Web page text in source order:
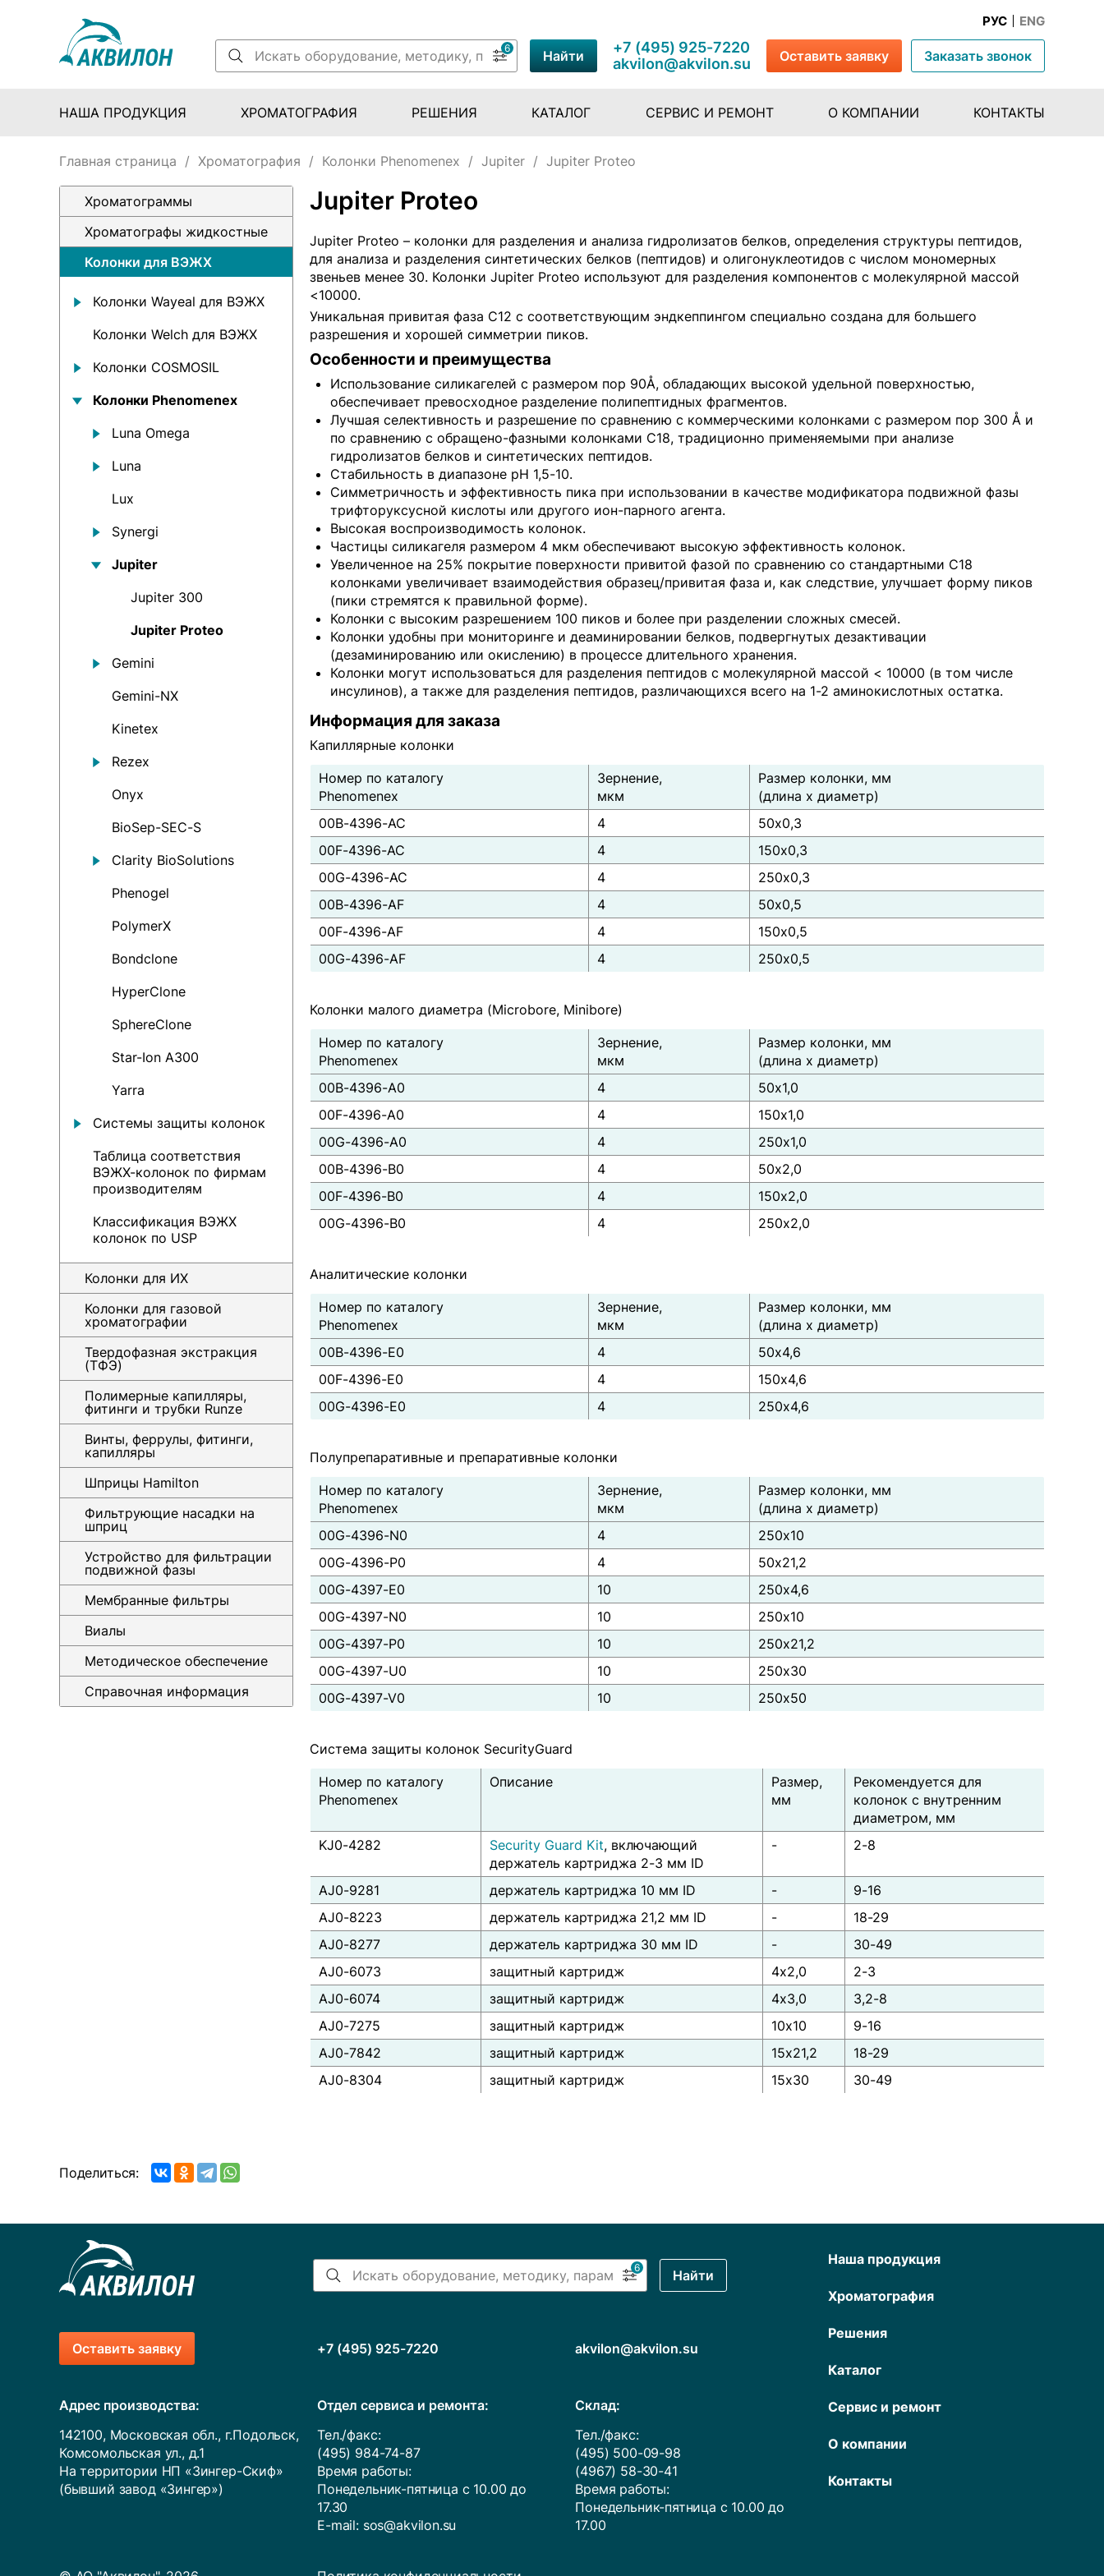
РУС ENG
6 Найти
+7 (495) 925-7220
akvilon@akvilon.su
Оставить заявку Заказать звонок
НАША ПРОДУКЦИЯ ХРОМАТОГРАФИЯ РЕШЕНИЯ КАТАЛОГ СЕРВИС И РЕМОНТ О КОМПАНИИ КОНТАКТЫ
Главная страница / Хроматография / Колонки Рhenomenex / Jupiter / Jupiter Proteo
Jupiter Proteo
Jupiter Proteo – колонки для разделения и анализа гидролизатов белков, определения структуры пептидов,
для анализа и разделения синтетических белков (пептидов) и олигонуклеотидов с числом мономерных
звеньев менее 30. Колонки Jupiter Proteo используют для разделения компонентов с молекулярной массой
<10000.
Уникальная привитая фаза С12 с соответствующим эндкеппингом специально создана для большего
разрешения и хорошей симметрии пиков.
Особенности и преимущества
Использование силикагелей с размером пор 90Å, обладающих высокой удельной поверхностью,
обеспечивает превосходное разделение полипептидных фрагментов.
Лучшая селективность и разрешение по сравнению с коммерческими колонками с размером пор 300 Å и
по сравнению с обращено-фазными колонками С18, традиционно применяемыми при анализе
гидролизатов белков и синтетических пептидов.
Стабильность в диапазоне pH 1,5-10.
Симметричность и эффективность пика при использовании в качестве модификатора подвижной фазы
трифторуксусной кислоты или другого ион-парного агента.
Высокая воспроизводимость колонок.
Частицы силикагеля размером 4 мкм обеспечивают высокую эффективность колонок.
Увеличенное на 25% покрытие поверхности привитой фазой по сравнению со стандартными С18
колонками увеличивает взаимодействия образец/привитая фаза и, как следствие, улучшает форму пиков
(пики стремятся к правильной форме).
Колонки с высоким разрешением 100 пиков и более при разделении сложных смесей.
Колонки удобны при мониторинге и деаминировании белков, подвергнутых дезактивации
(дезаминированию или окислению) в процессе длительного хранения.
Колонки могут использоваться для разделения пептидов с молекулярной массой < 10000 (в том числе
инсулинов), а также для разделения пептидов, различающихся всего на 1-2 аминокислотных остатка.
Информация для заказа
Капиллярные колонки
Номер по каталогу
Phenomenex
Зернение,
мкм
Размер колонки, мм
(длина х диаметр)
00B-4396-AC
4
50х0,3
00F-4396-AC
4
150х0,3
00G-4396-AC
4
250х0,3
00B-4396-AF
4
50х0,5
00F-4396-AF
4
150х0,5
00G-4396-AF
4 250х0,5
Колонки малого диаметра (Microbore, Minibore)
Номер по каталогу
Phenomenex
Зернение,
мкм
Размер колонки, мм
(длина х диаметр)
00B-4396-A0
4
50х1,0
00F-4396-A0
4
150х1,0
00G-4396-A0
4
250х1,0
00B-4396-B0
4
50х2,0
00F-4396-B0
4
150х2,0
00G-4396-B0
4 250х2,0
Аналитические колонки
Номер по каталогу
Phenomenex
Зернение,
мкм
Размер колонки, мм
(длина х диаметр)
00B-4396-E0
4
50х4,6
00F-4396-E0
4
150х4,6
00G-4396-E0
4 250х4,6
Полупрепаративные и препаративные колонки
Номер по каталогу
Phenomenex
Зернение,
мкм
Размер колонки, мм
(длина х диаметр)
00G-4396-N0
4
250х10
00G-4396-P0
4
50х21,2
00G-4397-E0
10
250х4,6
00G-4397-N0
10
250х10
00G-4397-P0
10
250х21,2
00G-4397-U0
10
250х30
00G-4397-V0
10 250х50
Система защиты колонок SecurityGuard
Номер по каталогу
Phenomenex
Описание
Размер,
мм
Рекомендуется для
колонок с внутренним
диаметром, мм
KJ0-4282
Security Guard Kit, включающий
держатель картриджа 2-3 мм ID
- 2-8
AJ0-9281 держатель картриджа 10 мм ID -
9-16
AJ0-8223
держатель картриджа 21,2 мм ID -
18-29
AJ0-8277
держатель картриджа 30 мм ID -
30-49
AJ0-6073
защитный картридж 4x2,0
2-3
AJ0-6074
защитный картридж 4x3,0
3,2-8
AJ0-7275
защитный картридж 10x10
9-16
AJ0-7842
защитный картридж 15x21,2
18-29
AJ0-8304
защитный картридж 15x30 30-49
Хроматограммы
Хроматографы жидкостные
Колонки для ВЭЖХ
Колонки Wayeal для ВЭЖХ
Колонки Welch для ВЭЖХ
Колонки COSMOSIL
Колонки Рhenomenex
Luna Omega
Luna
Lux
Synergi
Jupiter
Jupiter 300
Jupiter Proteo
Gemini
Gemini-NX
Kinetex
Rezex
Onyx
BioSep-SEC-S
Clarity BioSolutions
Phenogel
PolymerX
Bondсlone
HyperClone
SphereClone
Star-Ion A300
Yarra
Системы защиты колонок
Таблица соответствия
ВЭЖХ-колонок по фирмам
производителям
Классификация ВЭЖХ
колонок по USP
Колонки для ИХ
Колонки для газовой
хроматографии
Твердофазная экстракция
(ТФЭ)
Полимерные капилляры,
фитинги и трубки Runze
Винты, феррулы, фитинги,
капилляры
Шприцы Hamilton
Фильтрующие насадки на
шприц
Устройство для фильтрации
подвижной фазы
Мембранные фильтры
Виалы
Методическое обеспечение
Справочная информация
Поделиться:
6 Найти
Оставить заявку +7 (495) 925-7220 akvilon@akvilon.su
Адрес производства:
142100, Московская обл., г.Подольск,
Комсомольская ул., д.1
На территории НП «Зингер-Скиф»
(бывший завод «Зингер»)
Отдел сервиса и ремонта:
Тел./факс:
(495) 984-74-87
Время работы:
Понедельник-пятница с 10.00 до
17.30
E-mail: sos@akvilon.su
Cклад:
Тел./факс:
(495) 500-09-98
(4967) 58-30-41
Время работы:
Понедельник-пятница с 10.00 до
17.00
Наша продукция
Хроматография
Решения
Каталог
Сервис и ремонт
О компании
Контакты